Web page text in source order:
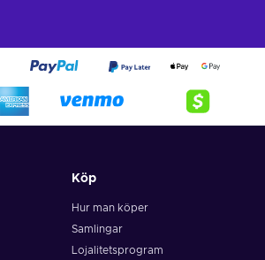
Köp
Hur man köper
Samlingar
Lojalitetsprogram